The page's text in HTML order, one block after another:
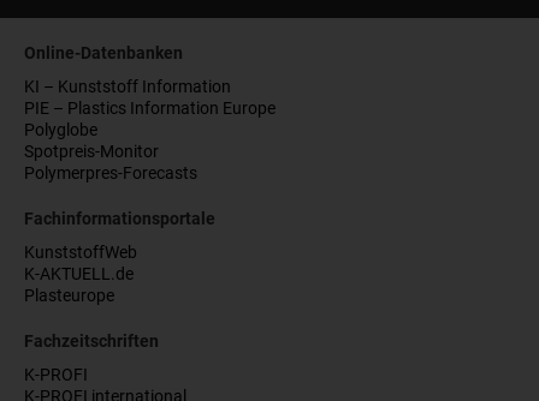
Online-Datenbanken
KI – Kunststoff Information
PIE – Plastics Information Europe
Polyglobe
Spotpreis-Monitor
Polymerpres-Forecasts
Fachinformationsportale
KunststoffWeb
K-AKTUELL.de
Plasteurope
Fachzeitschriften
K-PROFI
K-PROFI international